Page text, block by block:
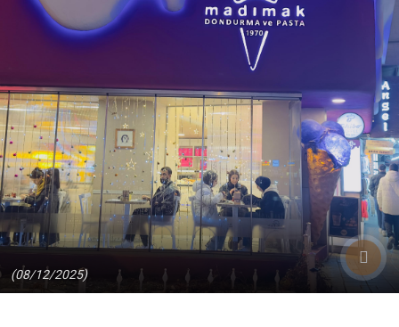
(08/12/2025)